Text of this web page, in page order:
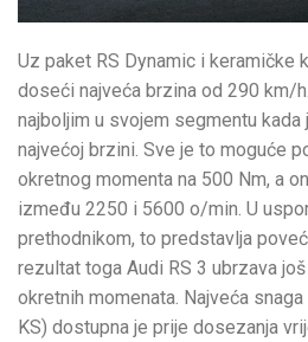
Uz paket RS Dynamic i keramičke
doseći najveća brzina od 290 km/
najboljim u svojem segmentu kada
najvećoj brzini. Sve je to moguće
okretnog momenta na 500 Nm, a
između 2250 i 5600 o/min. U
prethodnikom, to predstavlja
rezultat toga Audi RS 3 ubrzava
okretnih momenata. Najveća
KS) dostupna je prije dosezanja